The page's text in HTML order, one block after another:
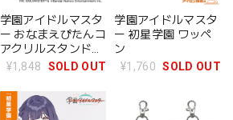
学園アイドルマスタ
ー おなまえぴたんコ
アクリルスタンド
M：姫崎莉波
¥1,848 SOLD OUT
学園アイドルマスタ
ー 初星学園 ワッペ
ン
¥1,760 SOLD OUT